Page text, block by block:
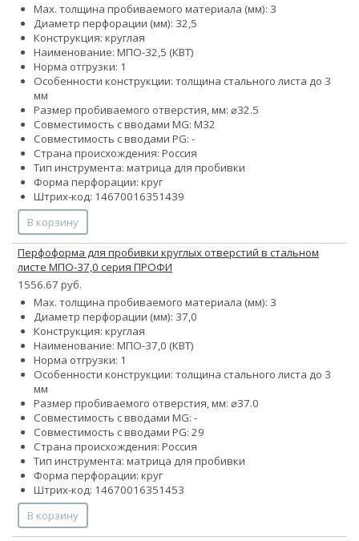
Max. толщина пробиваемого материала (мм): 3
Диаметр перфорации (мм): 32,5
Конструкция: круглая
Наименование: МПО-32,5 (КВТ)
Норма отгрузки: 1
Особенности конструкции: толщина стального листа до 3
мм
Размер пробиваемого отверстия, мм: ⌀32.5
Совместимость с вводами MG: М32
Совместимость с вводами PG: -
Страна происхождения: Россия
Тип инструмента: матрица для пробивки
Форма перфорации: круг
Штрих-код: 14670016351439
В корзину
Перфоформа для пробивки круглых отверстий в стальном
листе МПО-37,0 серия ПРОФИ
1556.67 руб.
Max. толщина пробиваемого материала (мм): 3
Диаметр перфорации (мм): 37,0
Конструкция: круглая
Наименование: МПО-37,0 (КВТ)
Норма отгрузки: 1
Особенности конструкции: толщина стального листа до 3
мм
Размер пробиваемого отверстия, мм: ⌀37.0
Совместимость с вводами MG: -
Совместимость с вводами PG: 29
Страна происхождения: Россия
Тип инструмента: матрица для пробивки
Форма перфорации: круг
Штрих-код: 14670016351453
В корзину